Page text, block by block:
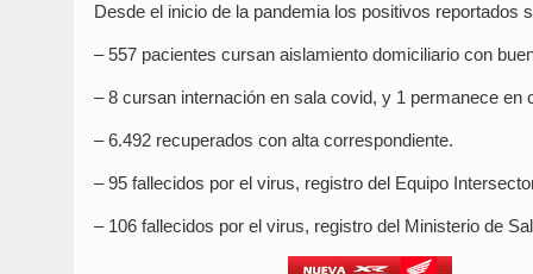
Desde el inicio de la pandemia los positivos reportados
– 557 pacientes cursan aislamiento domiciliario con
– 8 cursan internación en sala covid, y 1 permanece en
– 6.492 recuperados con alta correspondiente.
– 95 fallecidos por el virus, registro del Equipo
– 106 fallecidos por el virus, registro del Ministerio de